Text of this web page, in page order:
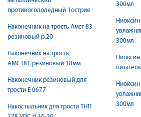
противогололедный 1острие
Наконечник на трость Амст 83
резиновый р.20
Наконечник на трость
АМСТ81 резиновый 18мм
Наконечник резиновый для
трости Е 0677
Накостыльник для трости ТНП
300мл
300мл
300мл